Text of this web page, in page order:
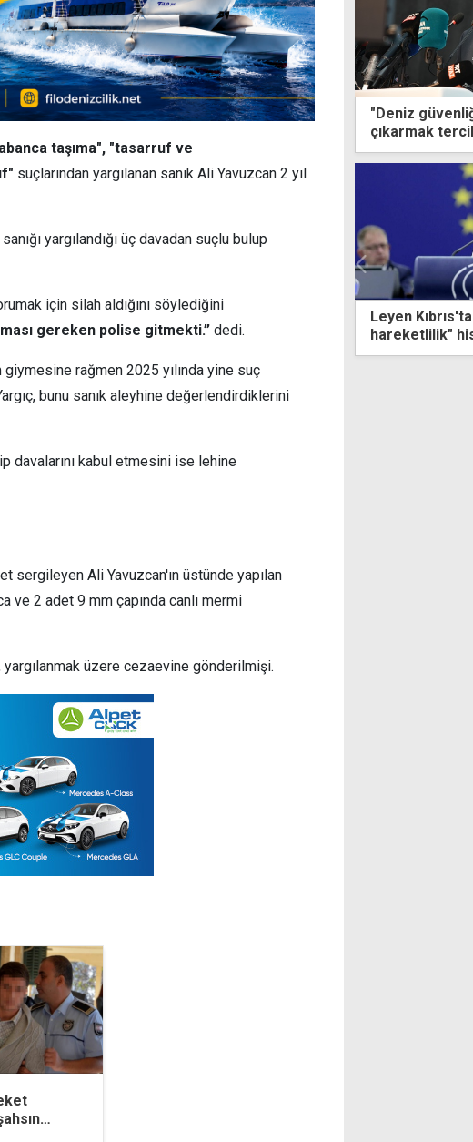
taşıma", "tasarruf ve
suçlarından yargılanan sanık Ali Yavuzcan 2 yıl
yargılandığı üç davadan suçlu bulup
için silah aldığını söylediğini
gereken polise gitmekti.” dedi.
giymesine rağmen 2025 yılında yine suç
bunu sanık aleyhine değerlendirdiklerini
davalarını kabul etmesini ise lehine
sergileyen Ali Yavuzcan'ın üstünde yapılan
ve 2 adet 9 mm çapında canlı mermi
yargılanmak üzere cezaevine gönderilmişi.
"Deniz
çıkarmak
Leyen Kıbrıs'ta çözüm için "yeni bir
hareketlilik" hissediyor, yeni temsilciyi
Tatilde
sanığa 10-12